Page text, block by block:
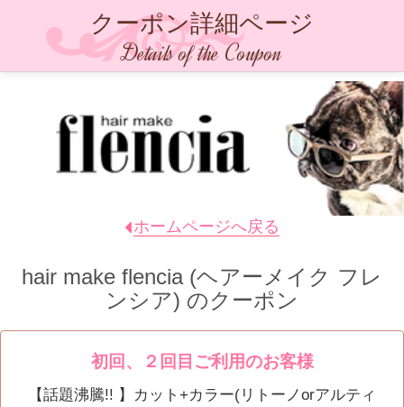
クーポン詳細ページ
Details of the Coupon
ホームページへ戻る
hair make flencia (ヘアーメイク フレ
ンシア) のクーポン
初回、２回目ご利用のお客様
【話題沸騰!! 】カット+カラー(リトーノorアルティ